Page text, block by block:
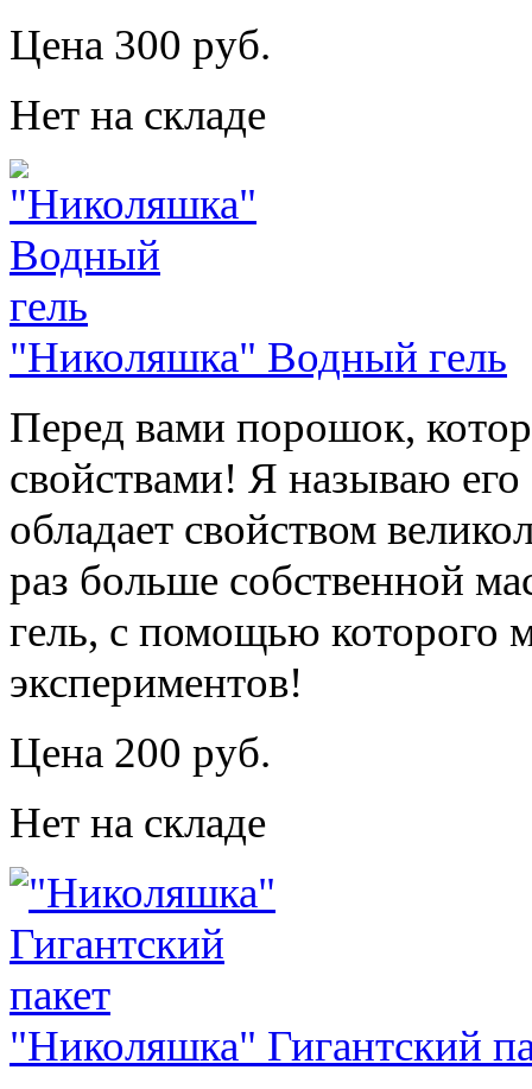
Цена 300 руб.
Нет на складе
"Николяшка" Водный гель
Перед вами порошок,
свойствами! Я называю
обладает свойством
раз больше собственной
гель, с помощью которого
экспериментов!
Цена 200 руб.
Нет на складе
"Николяшка" Гигантский